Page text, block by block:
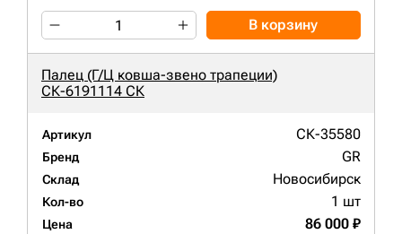
В корзину
Палец (Г/Ц ковша-звено трапеции)
СК-6191114 СК
Артикул СК-35580
Бренд GR
Склад Новосибирск
Кол-во 1 шт
Цена 86 000 ₽